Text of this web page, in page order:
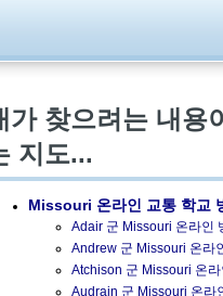
가 찾으려는 내용
지도...
Missouri 온라인 교통 학교
Adair 군 Missouri 온라인
Andrew 군 Missouri 온라
Atchison 군 Missouri 온
Audrain 군 Missouri 온라